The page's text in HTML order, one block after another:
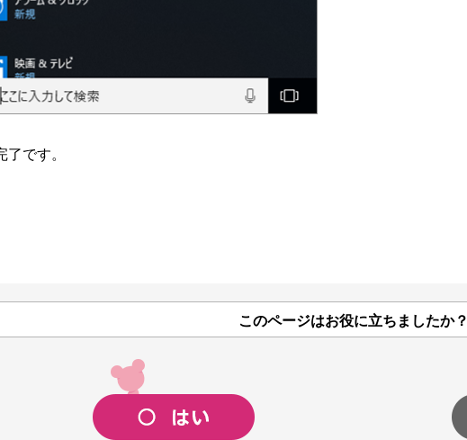
です。
このページはお役に立ちましたか？